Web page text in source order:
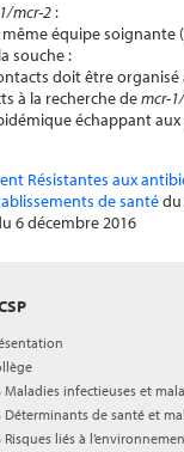
mcr-2:
équipe
souche :
doit être
à la recherche demcr-
échappant
Résistantes aux
de santédu
6 décembre 2016
Maladies infectieuses et
Déterminants de santé et
Risques liés à